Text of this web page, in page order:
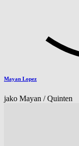
Mayan Lopez
jako Mayan / Quinten